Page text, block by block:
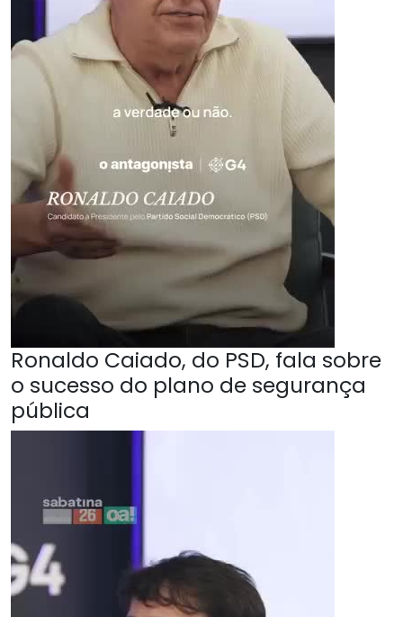
Ronaldo Caiado, do PSD, fala sobre
o sucesso do plano de segurança
pública